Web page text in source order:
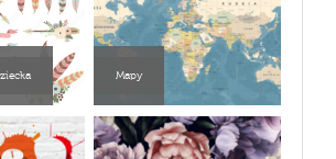
Mapy